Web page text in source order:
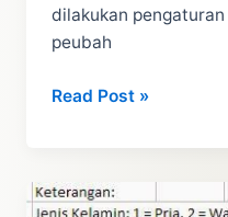
dilakukan
peubah
Tutorial
of
Read Post »